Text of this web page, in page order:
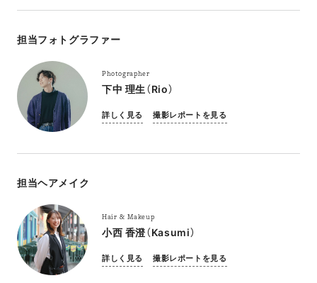
担当フォトグラファー
Photographer
下中 理生（Rio）
詳しく見る 撮影レポートを見る
担当ヘアメイク
Hair & Makeup
小西 香澄（Kasumi）
詳しく見る 撮影レポートを見る